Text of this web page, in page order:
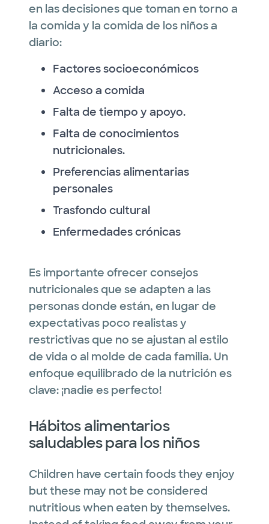
en las decisiones que toman en torno a
la comida y la comida de los niños a
diario:
Factores socioeconómicos
Acceso a comida
Falta de tiempo y apoyo.
Falta de conocimientos
nutricionales.
Preferencias alimentarias
personales
Trasfondo cultural
Enfermedades crónicas
Es importante ofrecer consejos
nutricionales que se adapten a las
personas donde están, en lugar de
expectativas poco realistas y
restrictivas que no se ajustan al estilo
de vida o al molde de cada familia. Un
enfoque equilibrado de la nutrición es
clave: ¡nadie es perfecto!
Hábitos alimentarios
saludables para los niños
Children have certain foods they enjoy
but these may not be considered
nutritious when eaten by themselves.